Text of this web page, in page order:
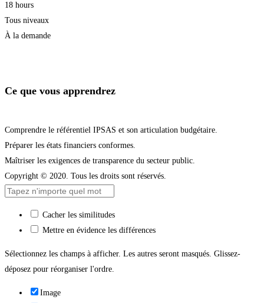
18 hours
Tous niveaux
À la demande
Ce que vous apprendrez
Comprendre le référentiel IPSAS et son articulation budgétaire.
Préparer les états financiers conformes.
Maîtriser les exigences de transparence du secteur public.
Copyright © 2020. Tous les droits sont réservés.
Cacher les similitudes
Mettre en évidence les différences
Sélectionnez les champs à afficher. Les autres seront masqués. Glissez-
déposez pour réorganiser l'ordre.
Image